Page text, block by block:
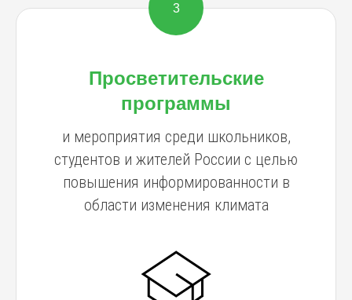
3
Просветительские
программы
и мероприятия среди школьников,
студентов и жителей России с целью
повышения информированности в
области изменения климата